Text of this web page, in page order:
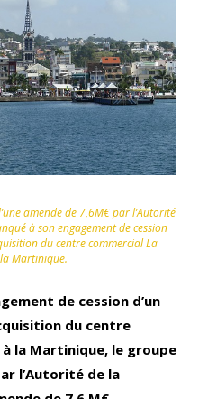
amende de 7,6M€ par l’Autorité
à son engagement de cession
du centre commercial La
Martinique.
de cession d’un
du centre
la Martinique, le groupe
l’Autorité de la